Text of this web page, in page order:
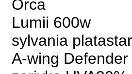
Orca
Lumii 600w
sylvania
A-wing